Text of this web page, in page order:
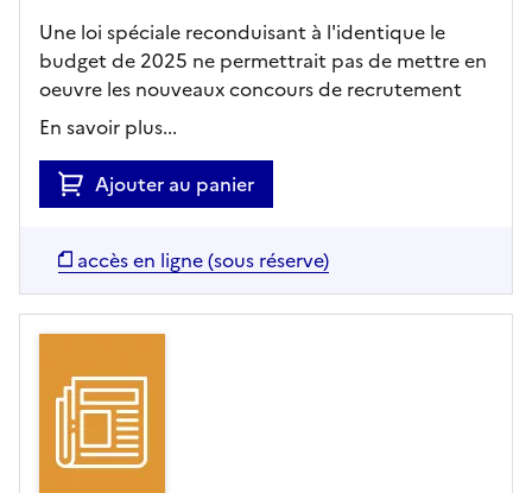
Une loi spéciale reconduisant à l'identique le
budget de 2025 ne permettrait pas de mettre en
oeuvre les nouveaux concours de recrutement
En savoir plus...
Ajouter au panier
accès en ligne (sous réserve)